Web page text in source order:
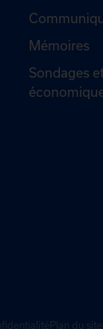
Mémoires
Sondages
Plan du site